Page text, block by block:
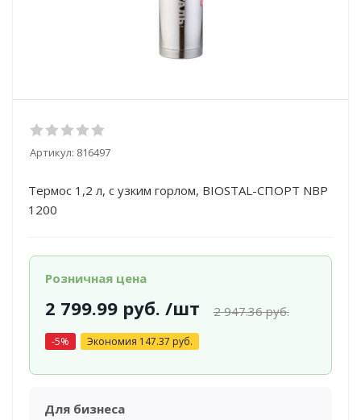
Артикул: 816497
Термос 1,2 л, с узким горлом, BIOSTAL-СПОРТ NBP
1200
Розничная цена
2 799.99руб. /шт 2 947.36руб.
-5% Экономия 147.37 руб.
Для бизнеса